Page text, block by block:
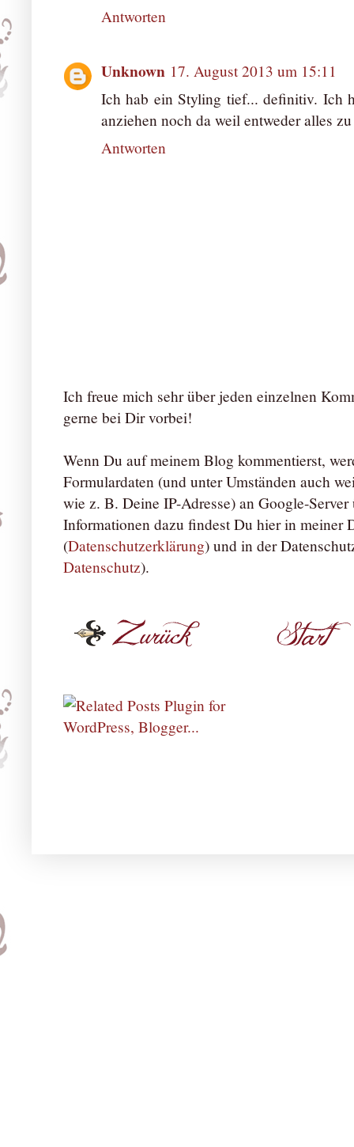
Antworten
Unknown 17. August 2013 um 15:11
Ich hab ein Styling tief... definitiv. Ich
anziehen noch da weil entweder alles
Antworten
Ich freue mich sehr über jeden einzelnen
gerne bei Dir vorbei!
Wenn Du auf meinem Blog kommentierst,
Formulardaten (und unter Umständen auch
wie z. B. Deine IP-Adresse) an Google-
Informationen dazu findest Du hier in meiner
(Datenschutzerklärung) und in der
Datenschutz).